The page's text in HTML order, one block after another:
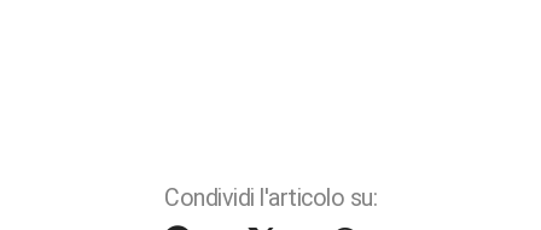
Condividi l'articolo su: